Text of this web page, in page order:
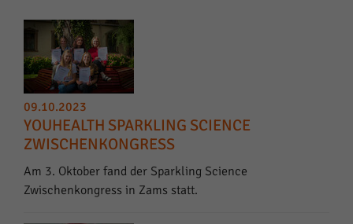
09.10.2023
YOUHEALTH SPARKLING SCIENCE
ZWISCHENKONGRESS
Am 3. Oktober fand der Sparkling Science
Zwischenkongress in Zams statt.